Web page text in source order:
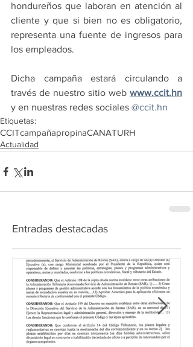
hondureños que laboran en atención al
cliente y que si bien no es obligatorio,
representa una fuente de ingresos para
los empleados.
Dicha campaña estará circulando a
través de nuestro sitio web www.ccit.hn
y en nuestras redes sociales @ccit.hn
Etiquetas:
CCITcampañapropinaCANATURH
Actualidad
Entradas destacadas